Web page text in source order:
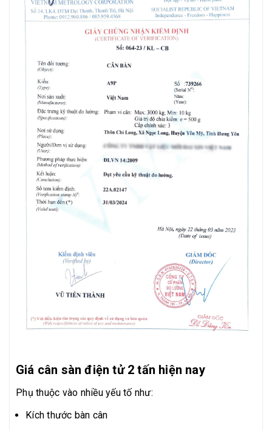
Giá cân sàn điện tử 2 tấn hiện nay
Phụ thuộc vào nhiều yếu tố như:
Kích thước bàn cân